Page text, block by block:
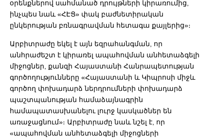
օրենքներով սահմանած դրույթների կիրառումից,
ինչպես նաև «ՀԷՑ» փակ բաժնետիրական
ընկերության բռնագրավման հետագա քայլերից»։
Արբիտրաժը եկել է այն եզրահանգման, որ
անհրաժեշտ է կիրառել ապահովման անհետաձգելի
միջոցներ, քանզի Հայաստանի Հանրապետության
գործողությունները «Հայաստանի և Կիպրոսի միջև
գործող փոխադարձ ներդրումների փոխադարձ
պաշտպանության համաձայնագրին
համապատասխանելու լուրջ կասկածներ են
առաջացնում»։ Արբիտրաժը նաև նշել է, որ
«ապահովման անհետաձգելի միջոցների